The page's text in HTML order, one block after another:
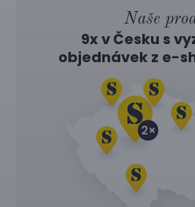
Naše
9x v Česku s
objednávek z e-